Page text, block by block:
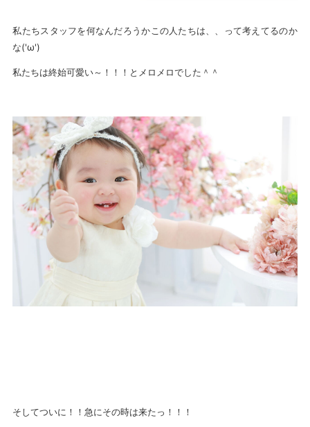
私たちスタッフを何なんだろうかこの人たちは、、って考えてるのか
な('ω')
私たちは終始可愛い～！！！とメロメロでした＾＾
そしてついに！！急にその時は来たっ！！！